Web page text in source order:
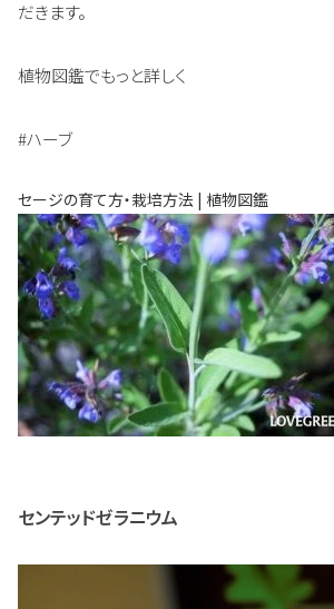
だきます。
植物図鑑でもっと詳しく
#ハーブ
セージの育て方・栽培方法 | 植物図鑑
センテッドゼラニウム